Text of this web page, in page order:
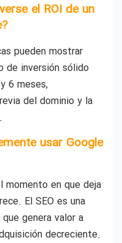
el ROI de un
pueden mostrar
de inversión sólido
6 meses,
del dominio y la
usar Google
momento en que deja
El SEO es una
genera valor a
decreciente.